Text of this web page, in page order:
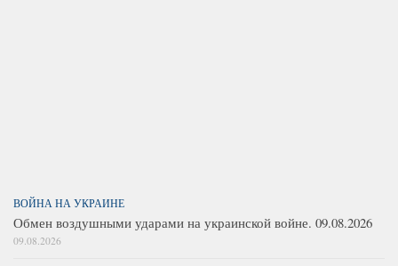
ВОЙНА НА УКРАИНЕ
Обмен воздушными ударами на украинской войне. 09.08.2026
09.08.2026